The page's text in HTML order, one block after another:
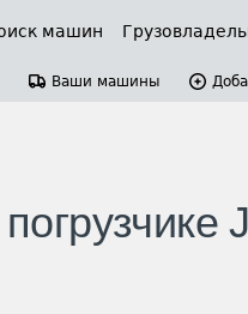
машин
Ваши машины